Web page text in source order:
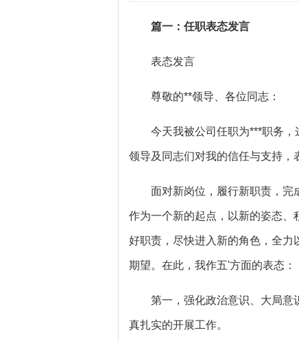
篇一：任职表态发言
表态发言
尊敬的**领导、各位同志：
今天我被公司任职为***职务，
领导及同志们对我的信任与支持，
面对新岗位，履行新职责，完
作为一个新的起点，以新的姿态
好职责，尽快进入新的角色，全
期望。在此，我作五'方面的表态：
第一，强化政治意识、大局意
真扎实的开展工作。